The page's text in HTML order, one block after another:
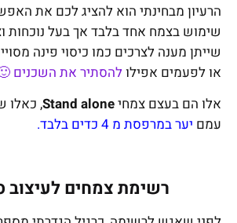
הרעיון מבחינתי הוא להציג לכם את
שימוש בצמח אחד בלבד אך בעל נוכחות
שייתן מענה לצרכים כמו כיסוי פינה
או לפעמים אפילו להסתיר את השכנים
אלו הם בעצם צמחיStand alone, כאלו
עמם יער במרפסת מ 4 כדים בלבד.
רשימת צמחים לעיצוב